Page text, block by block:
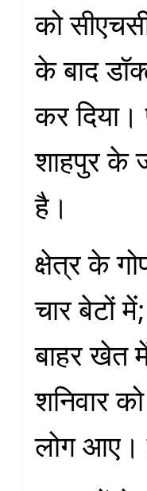
को
के बाद
कर
शाहपुर के
है।
क्षेत्र के
चार बेटों
बाहर खेत
शनिवार
लोग आए।